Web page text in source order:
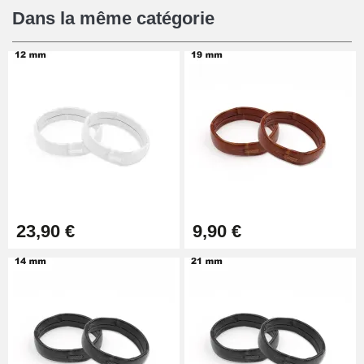
12,90 €
Pied à Coulisse Numérique
Pince à Poinçonner (pince trou)
Pince Trou pour Bracelet de
26,90 €
Dans la même catégorie
23,90 € 9,90 €